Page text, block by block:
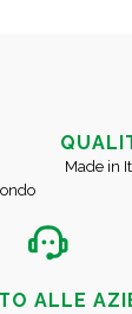
Made in
ALLE